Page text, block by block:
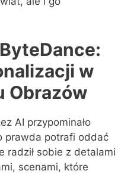
w
Obrazów
AI przypominało
prawda potrafi oddać
radził sobie z detalami
scenami, które